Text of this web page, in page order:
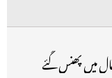
میں پھنس گئے